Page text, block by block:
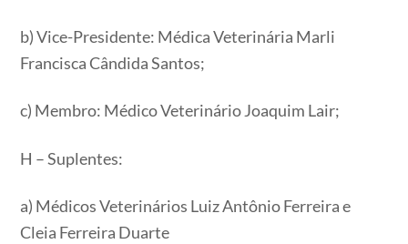
b) Vice-Presidente: Médica Veterinária Marli
Francisca Cândida Santos;
c) Membro: Médico Veterinário Joaquim Lair;
H – Suplentes:
a) Médicos Veterinários Luiz Antônio Ferreira e
Cleia Ferreira Duarte